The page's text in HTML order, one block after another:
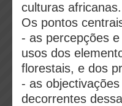
culturas africanas.
Os pontos
- as percepções
usos dos
florestais, e dos
- as
decorrentes